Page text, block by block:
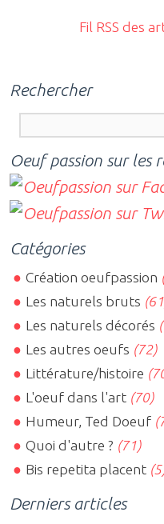
Fil RSS des
Rechercher
Oeuf passion sur les
Catégories
Création oeufpassion
Les naturels bruts
Les naturels décorés
Les autres oeufs (72)
Littérature/histoire
L'oeuf dans l'art (70)
Humeur, Ted Doeuf
Quoi d'autre ? (71)
Bis repetita placent
Derniers articles